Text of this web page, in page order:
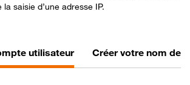
saisie d’une adresse IP.
utilisateur Créer votre nom de